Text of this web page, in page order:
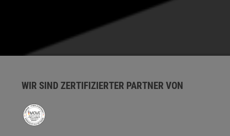
WIR SIND ZERTIFIZIERTER PARTNER VON